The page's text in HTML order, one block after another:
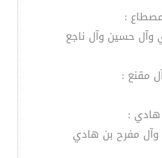
حسين وآل ناجع
مقنع :
مفرح بن هادي